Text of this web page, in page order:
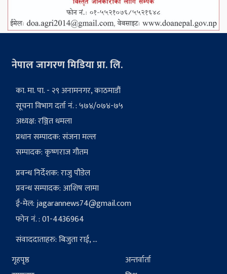
नेपाल जागरण मिडिया प्रा. लि.
का. मा. पा. - २९ अनामनगर, काठमाडौं
सूचना विभाग दर्ता नं. : ५७४/०७४-७५
अध्यक्ष: रञ्जित धमला
प्रधान सम्पादक: संजना मल्ल
सम्पादक: कृष्णराज गौतम
प्रवन्ध निर्देशक: राजु पौडेल
प्रवन्ध सम्पादक: आशिष लामा
ई-मेल:jagarannews74@gmail.com
फोन नं. : 01-4436964
संवाददाताहरु: बिजुता राई, ...
गृहपृष्ठ
अन्तर्वार्ता